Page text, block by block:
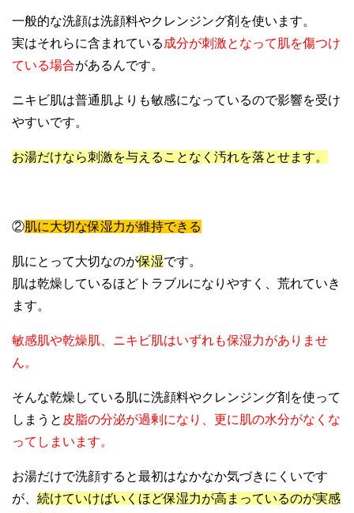
一般的な洗顔は洗顔料やクレンジング剤を使います。
実はそれらに含まれている 成分が刺激となって肌を傷つけ
ている場合があるんです。
ニキビ肌は普通肌よりも敏感になっているので影響を受け
やすいです。
お湯だけなら刺激を与えることなく汚れを落とせます。
②肌に大切な保湿力が維持できる
肌にとって大切なのが保湿です。
肌は乾燥しているほどトラブルになりやすく、荒れていき
ます。
敏感肌や乾燥肌、ニキビ肌はいずれも保湿力がありませ
ん。
そんな乾燥している肌に洗顔料やクレンジング剤を使って
しまうと 皮脂の分泌が過剰になり、更に肌の水分がなくな
ってしまいます。
お湯だけで洗顔すると最初はなかなか気づきにくいです
が、 続けていけばいくほど保湿力が高まっているのが実感